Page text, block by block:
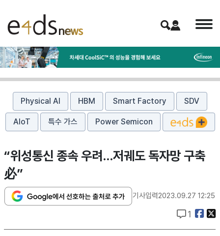
Physical AI HBM Smart Factory SDV
AIoT 특수 가스 Power Semicon
“위성통신 종속 우려…저궤도 독자망 구축
必”
기사입력2023.09.27 12:25
1